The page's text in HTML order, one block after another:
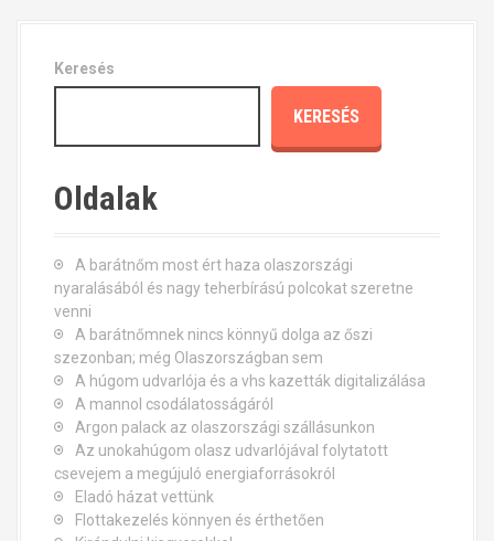
Keresés
KERESÉS
Oldalak
A barátnőm most ért haza olaszországi
nyaralásából és nagy teherbírású polcokat szeretne
venni
A barátnőmnek nincs könnyű dolga az őszi
szezonban; még Olaszországban sem
A húgom udvarlója és a vhs kazetták digitalizálása
A mannol csodálatosságáról
Argon palack az olaszországi szállásunkon
Az unokahúgom olasz udvarlójával folytatott
csevejem a megújuló energiaforrásokról
Eladó házat vettünk
Flottakezelés könnyen és érthetően